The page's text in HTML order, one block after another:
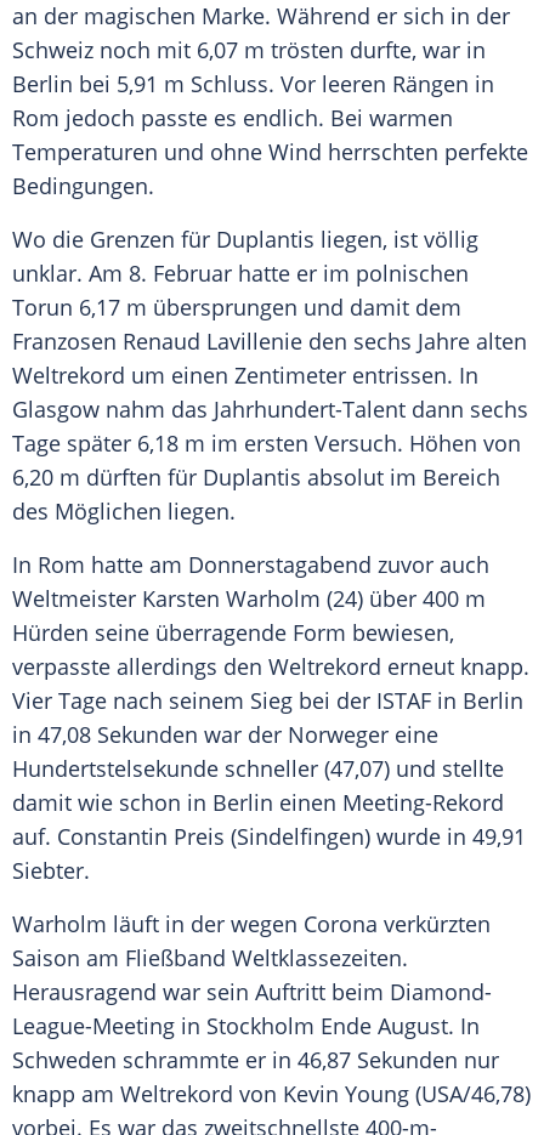
an der magischen Marke. Während er sich in der
Schweiz noch mit 6,07 m trösten durfte, war in
Berlin bei 5,91 m Schluss. Vor leeren Rängen in
Rom jedoch passte es endlich. Bei warmen
Temperaturen und ohne Wind herrschten perfekte
Bedingungen.
Wo die Grenzen für Duplantis liegen, ist völlig
unklar. Am 8. Februar hatte er im polnischen
Torun 6,17 m übersprungen und damit dem
Franzosen Renaud Lavillenie den sechs Jahre alten
Weltrekord um einen Zentimeter entrissen. In
Glasgow nahm das Jahrhundert-Talent dann sechs
Tage später 6,18 m im ersten Versuch. Höhen von
6,20 m dürften für Duplantis absolut im Bereich
des Möglichen liegen.
In Rom hatte am Donnerstagabend zuvor auch
Weltmeister Karsten Warholm (24) über 400 m
Hürden seine überragende Form bewiesen,
verpasste allerdings den Weltrekord erneut knapp.
Vier Tage nach seinem Sieg bei der ISTAF in Berlin
in 47,08 Sekunden war der Norweger eine
Hundertstelsekunde schneller (47,07) und stellte
damit wie schon in Berlin einen Meeting-Rekord
auf. Constantin Preis (Sindelfingen) wurde in 49,91
Siebter.
Warholm läuft in der wegen Corona verkürzten
Saison am Fließband Weltklassezeiten.
Herausragend war sein Auftritt beim Diamond-
League-Meeting in Stockholm Ende August. In
Schweden schrammte er in 46,87 Sekunden nur
knapp am Weltrekord von Kevin Young (USA/46,78)
vorbei. Es war das zweitschnellste 400-m-